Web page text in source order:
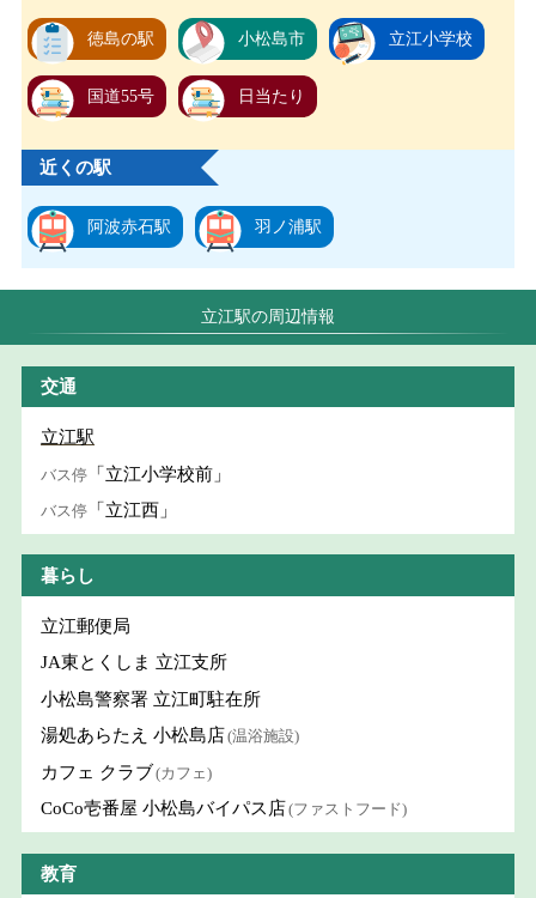
徳島の駅 小松島市 立江小学校
国道55号 日当たり
近くの駅
阿波赤石駅 羽ノ浦駅
立江駅の周辺情報
交通
立江駅
バス停 「立江小学校前」
バス停 「立江西」
暮らし
立江郵便局
JA東とくしま 立江支所
小松島警察署 立江町駐在所
湯処あらたえ 小松島店(温浴施設)
カフェ クラブ(カフェ)
CoCo壱番屋 小松島バイパス店(ファストフード)
教育